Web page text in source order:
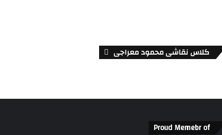
کلاس نقاشی محمود معراجی
Proud Memebr of